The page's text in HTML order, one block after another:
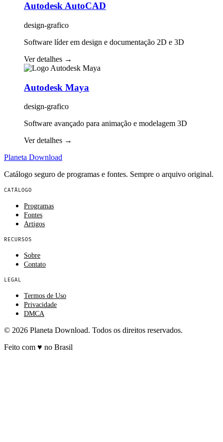
Autodesk AutoCAD
design-grafico
Software líder em design e documentação 2D e 3D
Ver detalhes →
Autodesk Maya
design-grafico
Software avançado para animação e modelagem 3D
Ver detalhes →
Planeta Download
Catálogo seguro de programas e fontes. Sempre o arquivo original.
CATÁLOGO
Programas
Fontes
Artigos
RECURSOS
Sobre
Contato
LEGAL
Termos de Uso
Privacidade
DMCA
© 2026 Planeta Download. Todos os direitos reservados.
Feito com ♥ no Brasil